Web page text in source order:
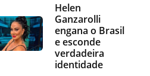
Helen
Ganzarolli
engana o Brasil
e esconde
verdadeira
identidade